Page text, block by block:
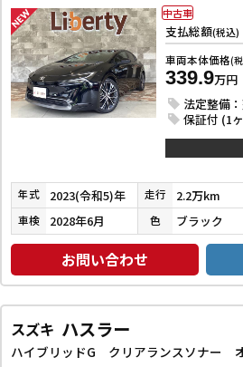
支払総額(税込)
車両本体価格(
339.9万円
法定整備
保証付 (1
中古車
年式 2023(令和5)年 走行 2.2万km
車検 2028年6月 色 ブラック
お問い合わせ
スズキ ハスラー